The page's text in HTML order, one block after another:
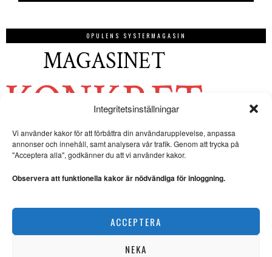
Integritetsinställningar
Vi använder kakor för att förbättra din användarupplevelse, anpassa
annonser och innehåll, samt analysera vår trafik. Genom att trycka på
"Acceptera alla", godkänner du att vi använder kakor.
Observera att funktionella kakor är nödvändiga för inloggning.
ACCEPTERA
NEKA
OPULENS SYSTERMAGASIN